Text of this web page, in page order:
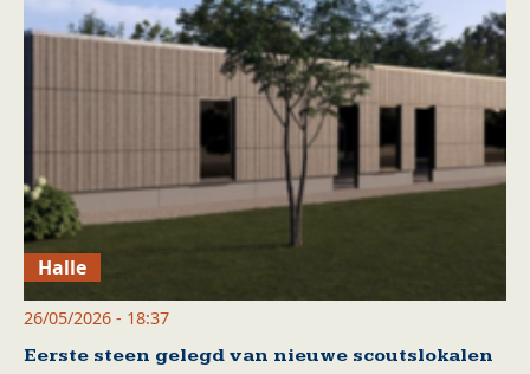
Halle
26/05/2026 - 18:37
Eerste steen gelegd van nieuwe scoutslokalen